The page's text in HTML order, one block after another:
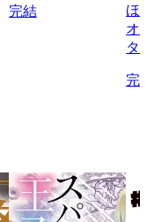
完結
ほ
オ
タ
完